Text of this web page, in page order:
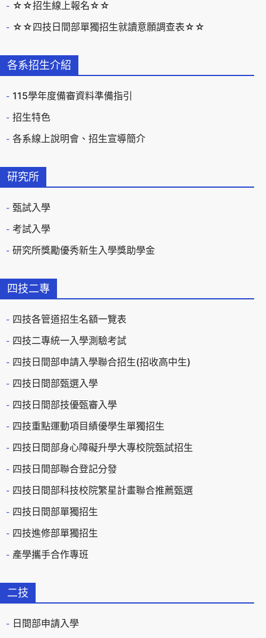
☆☆招生線上報名☆☆
☆☆四技日間部單獨招生就讀意願調查表☆☆
各系招生介紹
115學年度備審資料準備指引
招生特色
各系線上說明會、招生宣導簡介
研究所
甄試入學
考試入學
研究所獎勵優秀新生入學獎助學金
四技二專
四技各管道招生名額一覽表
四技二專統一入學測驗考試
四技日間部申請入學聯合招生(招收高中生)
四技日間部甄選入學
四技日間部技優甄審入學
四技重點運動項目績優學生單獨招生
四技日間部身心障礙升學大專校院甄試招生
四技日間部聯合登記分發
四技日間部科技校院繁星計畫聯合推薦甄選
四技日間部單獨招生
四技進修部單獨招生
產學攜手合作專班
二技
日間部申請入學